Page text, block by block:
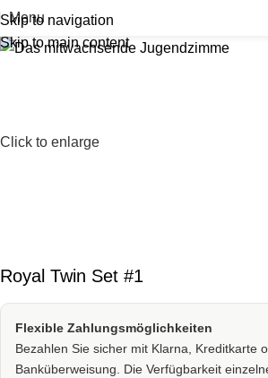
Skip to navigation
Skip to main content
Menu
Click to enlarge
Royal Twin Set #1
Flexible Zahlungsmöglichkeiten
Bezahlen Sie sicher mit Klarna, Kreditkarte
Banküberweisung. Die Verfügbarkeit